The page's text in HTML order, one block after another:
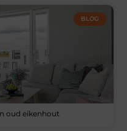
BLOG
oud eikenhout